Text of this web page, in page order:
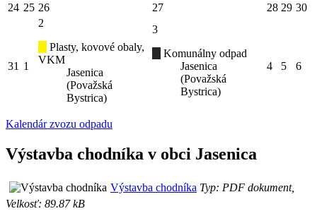
24 25 26 27 28 29 30
31 1
2
Plasty, kovové obaly,
VKM
Jasenica
(Považská
Bystrica)
3
Komunálny odpad
Jasenica
(Považská
Bystrica)
4 5 6
Kalendár zvozu odpadu
Výstavba chodníka v obci Jasenica
Výstavba chodníka Typ: PDF dokument,
Velkosť: 89.87 kB